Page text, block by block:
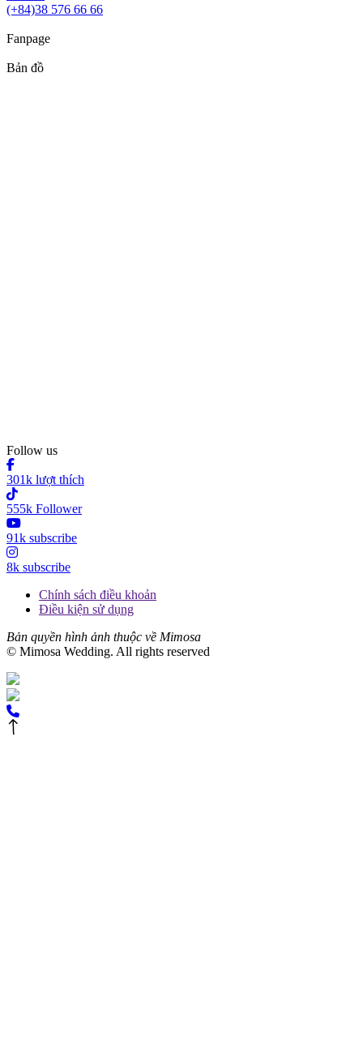
(+84)38 576 66 66
Fanpage
Bản đồ
Follow us
301k lượt thích
555k Follower
91k subscribe
8k subscribe
Chính sách điều khoản
Điều kiện sử dụng
Bản quyền hình ảnh thuộc về Mimosa
© Mimosa Wedding. All rights reserved